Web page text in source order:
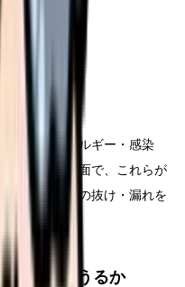
リーやアレルギー・感染
や転院の場面で、これらが
、引き継ぎの抜け・漏れを
す。
う変わりうるか